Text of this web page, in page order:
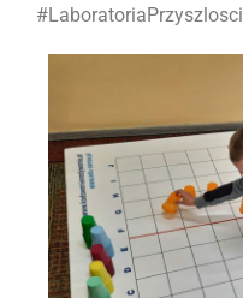
#LaboratoriaPrzyszlosci